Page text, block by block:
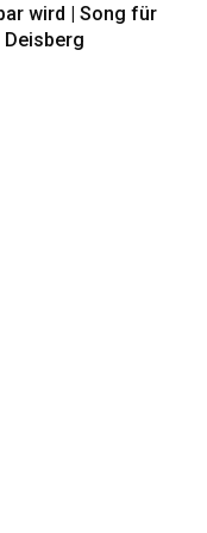
wird | Song für
Deisberg